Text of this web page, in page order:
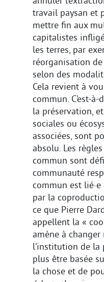
travail paysan et
mettre fin aux
capitalistes
les terres, par
réorganisation
selon des
Cela revient à
commun. C’est-
la préservation,
sociales ou
associées, sont
absolu. Les règles
commun sont
communauté
commun est lié·e
par la
ce que Pierre
appellent la «
amène à
l’institution de
plus être basée
la chose et de